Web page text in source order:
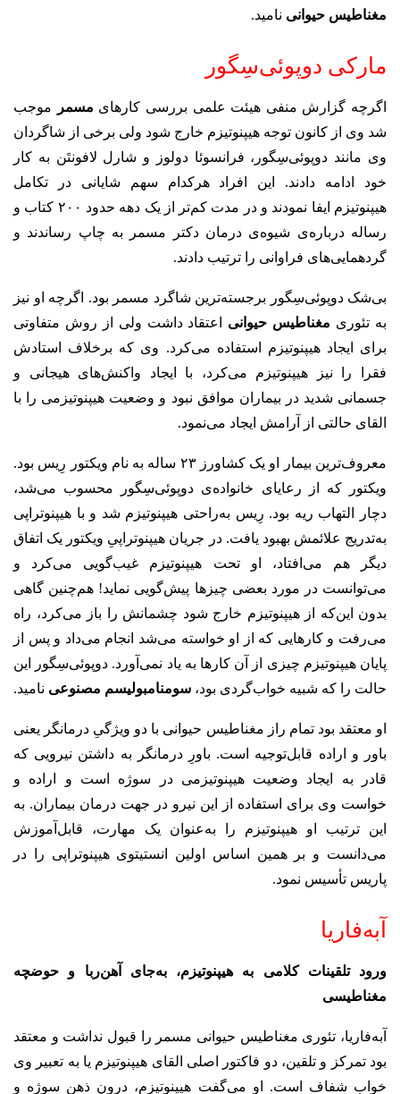
مغناطیس حیوانی نامید.
مارکی دوپوئی‌سِگور
اگرچه گزارش منفی هیئت علمی بررسی کارهای مسمر
موجب
شد وی از کانون توجه هیپنوتیزم خارج شود ولی برخی از شاگردان
وی مانند دوپوئی‌سِگور، فرانسوئا دولوز و شارل لافونتَن به کار
خود ادامه دادند. این افراد هرکدام سهم شایانی در تکامل
هیپنوتیزم ایفا نمودند و در مدت کم‌تر از یک دهه حدود ۲۰۰ کتاب و
رساله درباره‌ی شیوه‌ی درمان دکتر مسمر به چاپ رساندند و
گردهمایی‌های فراوانی را ترتیب دادند.
بی‌شک دوپوئی‌سِگور برجسته‌ترین شاگرد مسمر بود. اگرچه او نیز
به تئوری مغناطیس حیوانی اعتقاد داشت ولی از روش متفاوتی
برای ایجاد هیپنوتیزم استفاده می‌کرد. وی که برخلاف استادش
فقرا را نیز هیپنوتیزم می‌کرد، با ایجاد واکنش‌های هیجانی و
جسمانی شدید در بیماران موافق نبود و وضعیت هیپنوتیزمی را با
القای حالتی از آرامش ایجاد می‌نمود.
معروف‌ترین بیمار او یک کشاورز ۲۳ ساله به نام ویکتور رِیس بود.
ویکتور که از رعایای خانواده‌ی دوپوئی‌سِگور محسوب می‌شد،
دچار التهاب ریه بود. رِیس به‌راحتی هیپنوتیزم شد و با هیپنوتراپی
به‌تدریج علائمش بهبود یافت. در جریان هیپنوتراپیِ ویکتور یک اتفاق
دیگر هم می‌افتاد، او تحت هیپنوتیزم غیب‌گویی می‌کرد و
می‌توانست در مورد بعضی چیزها پیش‌گویی نماید! هم‌چنین گاهی
بدون این‌که از هیپنوتیزم خارج شود چشمانش را باز می‌کرد، راه
می‌رفت و کارهایی که از او خواسته می‌شد انجام می‌داد و پس از
پایان هیپنوتیزم چیزی از آن کارها به یاد نمی‌آورد. دوپوئی‌سِگور این
حالت را که شبیه خواب‌گردی بود، سومنامبولیسم مصنوعی نامید.
او معتقد بود تمام راز مغناطیس حیوانی با دو ویژگیِ درمانگر یعنی
باور و اراده قابل‌توجیه است. باورِ درمانگر به داشتن نیرویی که
قادر به ایجاد وضعیت هیپنوتیزمی در سوژه است و اراده و
خواست وی برای استفاده از این نیرو در جهت درمان بیماران. به
این ترتیب او هیپنوتیزم را به‌عنوان یک مهارت، قابل‌آموزش
می‌دانست و بر همین اساس اولین انستیتوی هیپنوتراپی را در
پاریس تأسیس نمود.
آبه‌فاریا
ورود تلقینات کلامی به هیپنوتیزم، به‌جای آهن‌ربا و حوضچه
مغناطیسی
آبه‌فاریا، تئوری مغناطیس حیوانی مسمر را قبول نداشت و معتقد
بود تمرکز و تلقین، دو فاکتور اصلی القای هیپنوتیزم یا به تعبیر وی
خوابِ شفاف است. او می‌گفت هیپنوتیزم، درون ذهن سوژه و